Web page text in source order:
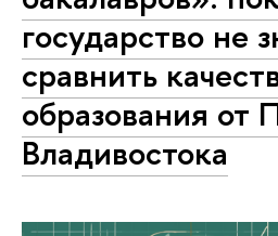
государство не
сравнить
образования от
Владивостока